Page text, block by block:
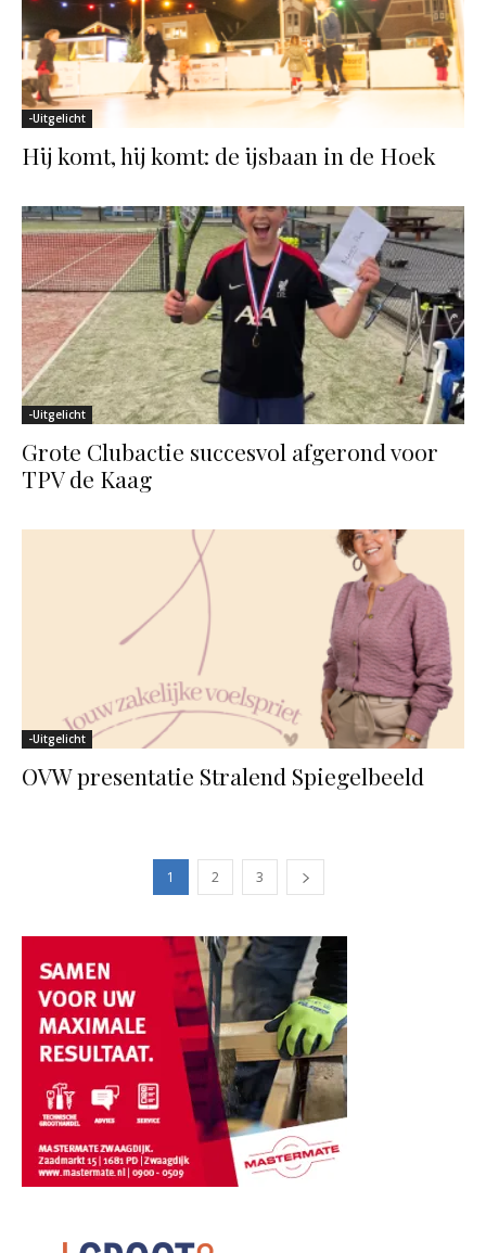
-Uitgelicht
Hij komt, hij komt: de ijsbaan in de Hoek
-Uitgelicht
Grote Clubactie succesvol afgerond voor
TPV de Kaag
-Uitgelicht
OVW presentatie Stralend Spiegelbeeld
1 2 3